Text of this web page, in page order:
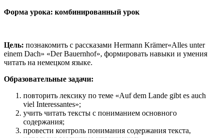
Форма урока: комбинированный урок
Цель: познакомить с рассказами Hermann Krämer«Alles unter
einem Dach» «Der Bauernhof», формировать навыки и умения
читать на немецком языке.
Образовательные задачи:
повторить лексику по теме «Auf dem Lande gibt es auch
viel Interessantes»;
учить читать тексты с пониманием основного
содержания;
провести контроль понимания содержания текста,